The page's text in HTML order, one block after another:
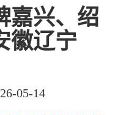
嘉兴、绍
徽辽宁
05-14